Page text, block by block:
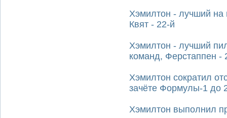
Хэмилтон - лучший на
Квят - 22-й
Хэмилтон - лучший
команд, Ферстаппен -
Хэмилтон сократил
зачёте Формулы-1 до
Хэмилтон выполнил